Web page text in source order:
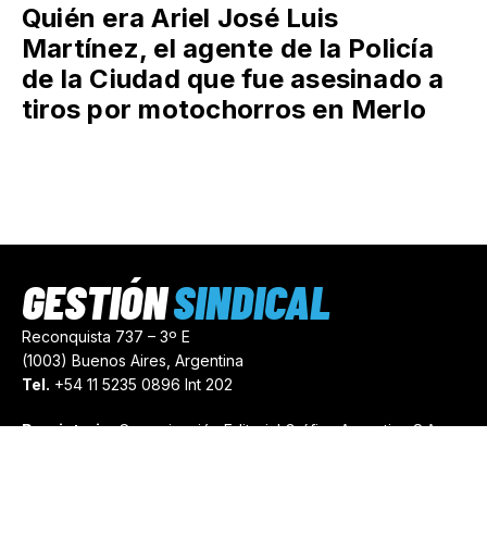
Quién era Ariel José Luis
Martínez, el agente de la Policía
de la Ciudad que fue asesinado a
tiros por motochorros en Merlo
Reconquista 737 – 3º E
(1003) Buenos Aires, Argentina
Tel. +54 11 5235 0896 Int 202
Propietario:Comunicación Editorial Gráfica Argentina S.A.
GESTIÓNSINDICAL